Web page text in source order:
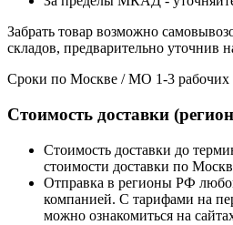
Забрать товар возможно
складов, предварительно уточнив
Сроки по Москве / МО 1-3 рабочих
Стоимость доставки
Стоимость доставки до
стоимости доставки по
Отправка в регионы РФ
компанией. С тарифами на
можно ознакомиться на